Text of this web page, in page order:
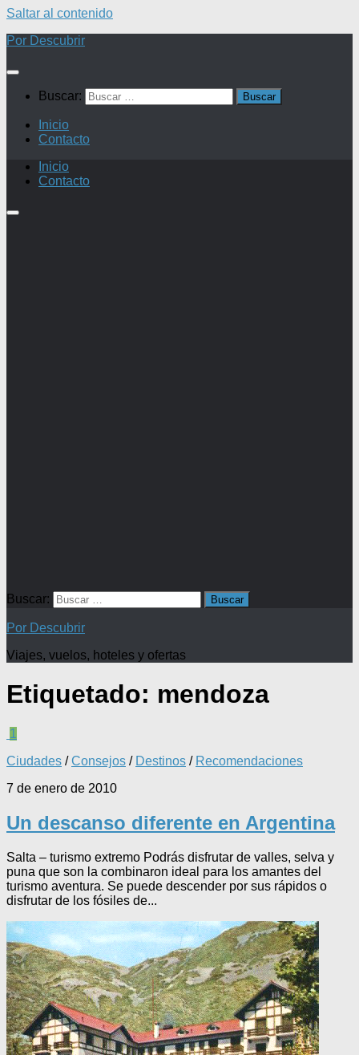
Saltar al contenido
Por Descubrir
Buscar:
Inicio
Contacto
Inicio
Contacto
Buscar:
Por Descubrir
Viajes, vuelos, hoteles y ofertas
Etiquetado: mendoza
1
Ciudades /Consejos / Destinos / Recomendaciones
7 de enero de 2010
Un descanso diferente en Argentina
Salta – turismo extremo Podrás disfrutar de valles, selva y
puna que son la combinaron ideal para los amantes del
turismo aventura. Se puede descender por sus rápidos o
disfrutar de los fósiles de...